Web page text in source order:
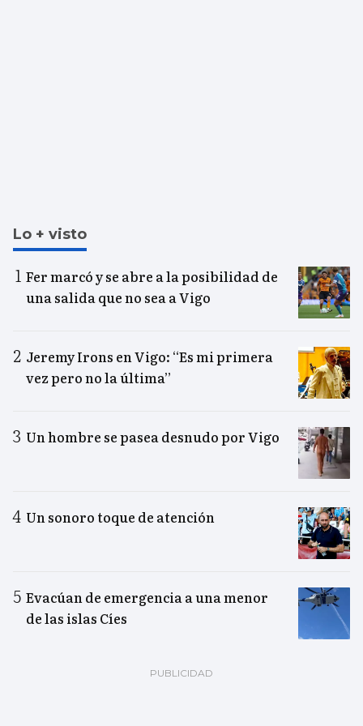
Lo + visto
Fer marcó y se abre a la posibilidad de
una salida que no sea a Vigo
Jeremy Irons en Vigo: “Es mi primera
vez pero no la última”
Un hombre se pasea desnudo por Vigo
Un sonoro toque de atención
Evacúan de emergencia a una menor
de las islas Cíes